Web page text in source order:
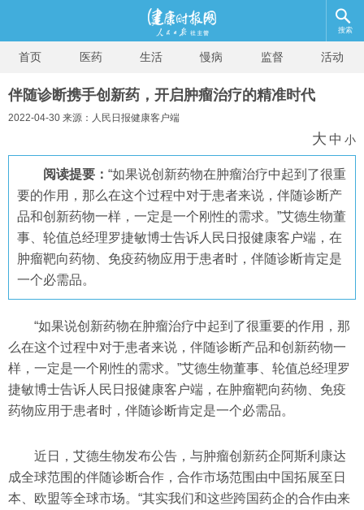
搜索
首页 医药 生活 慢病 监督 活动
伴随诊断携手创新药，开启肿瘤治疗的精准时代
2022-04-30 来源：人民日报健康客户端
大 中 小
阅读提要： “如果说创新药物在肿瘤治疗中起到了很重
要的作用，那么在这个过程中对于患者来说，伴随诊断产
品和创新药物一样，一定是一个刚性的需求。”艾德生物董
事、轮值总经理罗捷敏博士告诉人民日报健康客户端，在
肿瘤靶向药物、免疫药物应用于患者时，伴随诊断肯定是
一个必需品。
“如果说创新药物在肿瘤治疗中起到了很重要的作用，那
么在这个过程中对于患者来说，伴随诊断产品和创新药物一
样，一定是一个刚性的需求。”艾德生物董事、轮值总经理罗
捷敏博士告诉人民日报健康客户端，在肿瘤靶向药物、免疫
药物应用于患者时，伴随诊断肯定是一个必需品。
近日，艾德生物发布公告，与肿瘤创新药企阿斯利康达
成全球范围的伴随诊断合作，合作市场范围由中国拓展至日
本、欧盟等全球市场。“其实我们和这些跨国药企的合作由来